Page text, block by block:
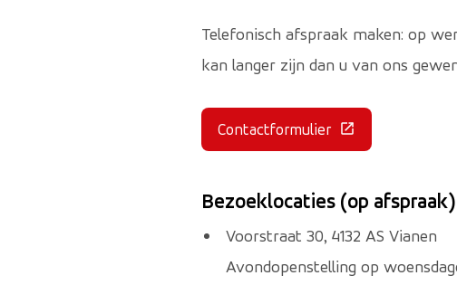
Telefonisch afspraak maken: op
kan langer zijn dan u van ons
Contactformulier(Deze link gaat naar een
Bezoeklocaties (op afspraak)
Voorstraat 30, 4132 AS Vianen
Avondopenstelling op